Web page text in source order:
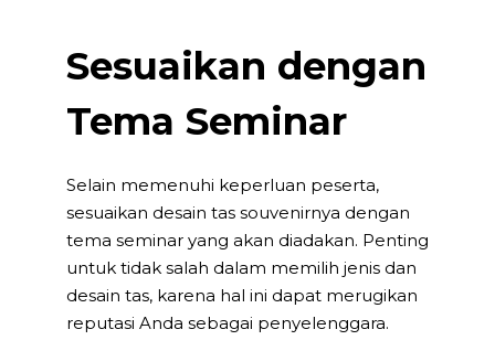
Sesuaikan dengan
Tema Seminar
Selain memenuhi keperluan peserta,
sesuaikan desain tas souvenirnya dengan
tema seminar yang akan diadakan. Penting
untuk tidak salah dalam memilih jenis dan
desain tas, karena hal ini dapat merugikan
reputasi Anda sebagai penyelenggara.